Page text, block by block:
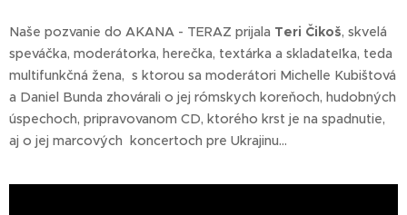
Naše pozvanie do AKANA - TERAZ prijala Teri Čikoš, skvelá
speváčka, moderátorka, herečka, textárka a skladateľka, teda
multifunkčná žena, s ktorou sa moderátori Michelle Kubištová
a Daniel Bunda zhovárali o jej rómskych koreňoch, hudobných
úspechoch, pripravovanom CD, ktorého krst je na spadnutie,
aj o jej marcových koncertoch pre Ukrajinu...